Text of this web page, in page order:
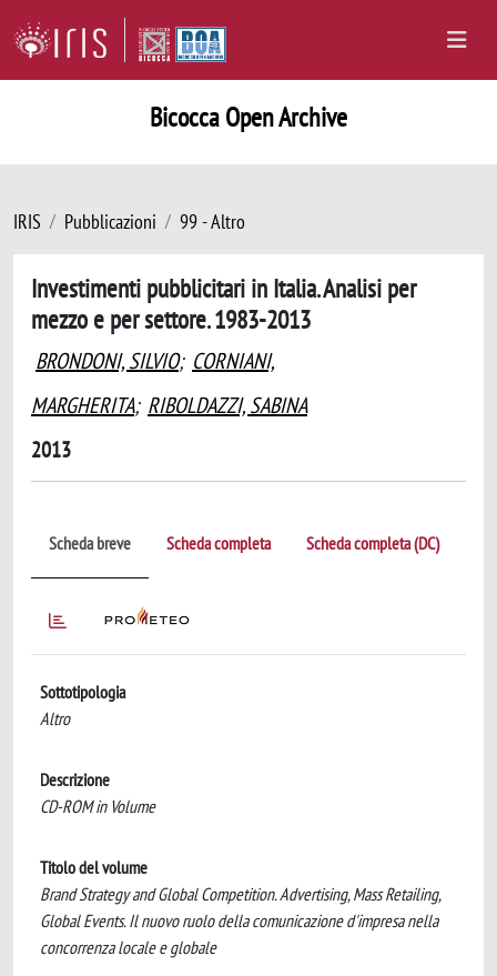
Bicocca Open Archive
IRIS Pubblicazioni 99 - Altro
Investimenti pubblicitari in Italia. Analisi per
mezzo e per settore. 1983-2013
BRONDONI, SILVIO; CORNIANI,
MARGHERITA; RIBOLDAZZI, SABINA
2013
Scheda breve Scheda completa Scheda completa (DC)
Sottotipologia
Altro
Descrizione
CD-ROM in Volume
Titolo del volume
Brand Strategy and Global Competition. Advertising, Mass Retailing,
Global Events. Il nuovo ruolo della comunicazione d'impresa nella
concorrenza locale e globale